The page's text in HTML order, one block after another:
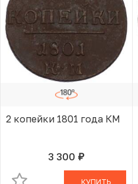
2 копейки 1801 года КМ
3 300 руб.
В КОРЗИНЕ
КУПИТЬ